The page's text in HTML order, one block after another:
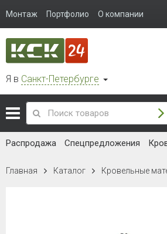
Монтаж Портфолио О компании
Я в Санкт-Петербурге
Распродажа Спецпредложения
Главная Каталог Кровельные